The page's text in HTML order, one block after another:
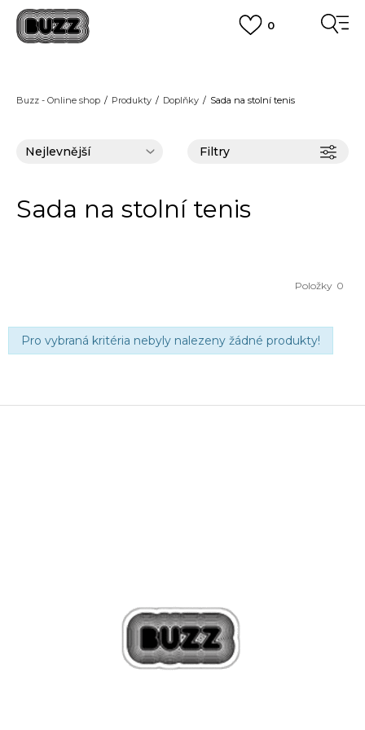
0
pro objednávky nad 2.500 Kč (neplatí pro Click&Collect)
Buzz - Online shop Produkty Doplňky Sada na stolní tenis
Filtry
Sada na stolní tenis
0
Položky
Pro vybraná kritéria nebyly nalezeny žádné produkty!